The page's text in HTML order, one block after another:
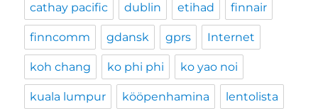
cathay pacific dublin etihad finnair
finncomm gdansk gprs Internet
koh chang ko phi phi ko yao noi
kuala lumpur kööpenhamina lentolista